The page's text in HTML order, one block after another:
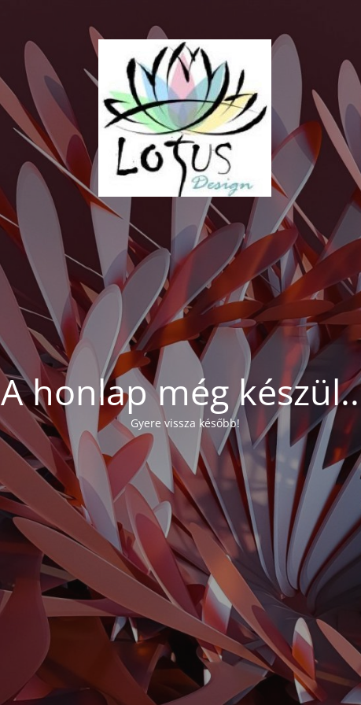
A honlap még
Gyere vissza később!